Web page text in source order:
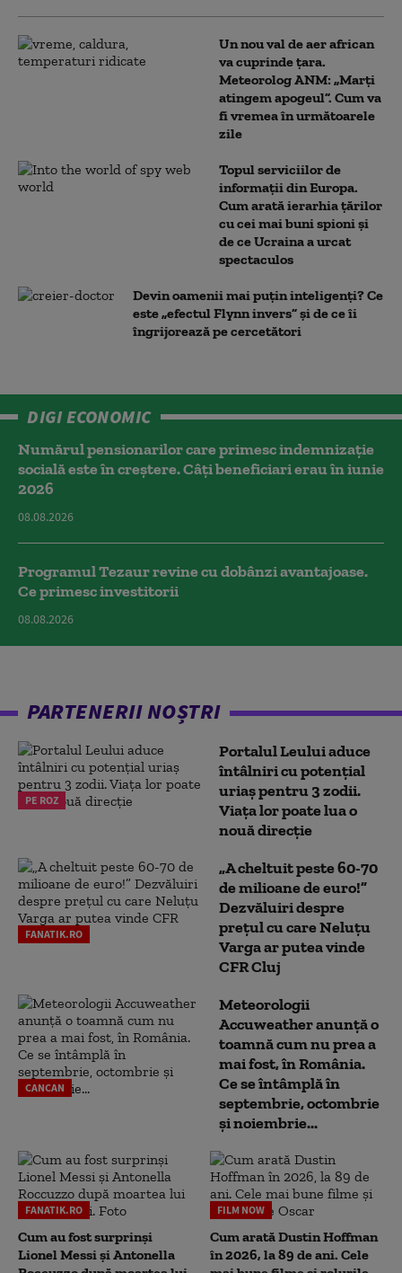
Un nou val de aer african
va cuprinde țara.
Meteorolog ANM: „Marți
atingem apogeul”. Cum va
fi vremea în următoarele
zile
Topul serviciilor de
informații din Europa.
Cum arată ierarhia țărilor
cu cei mai buni spioni și
de ce Ucraina a urcat
spectaculos
Devin oamenii mai puțin inteligenți? Ce
este „efectul Flynn invers” și de ce îi
îngrijorează pe cercetători
DIGI ECONOMIC
Numărul pensionarilor care primesc indemnizaţie
socială este în creștere. Câți beneficiari erau în iunie
2026
08.08.2026
Programul Tezaur revine cu dobânzi avantajoase.
Ce primesc investitorii
08.08.2026
PARTENERII NOȘTRI
PE ROZ
Portalul Leului aduce
întâlniri cu potențial
uriaș pentru 3 zodii.
Viața lor poate lua o
nouă direcție
FANATIK.RO
„A cheltuit peste 60-70
de milioane de euro!”
Dezvăluiri despre
prețul cu care Neluțu
Varga ar putea vinde
CFR Cluj
CANCAN
Meteorologii
Accuweather anunță o
toamnă cum nu prea a
mai fost, în România.
Ce se întâmplă în
septembrie, octombrie
și noiembrie...
FANATIK.RO
Cum au fost surprinși
Lionel Messi și Antonella
FILM NOW
Cum arată Dustin Hoffman
în 2026, la 89 de ani. Cele